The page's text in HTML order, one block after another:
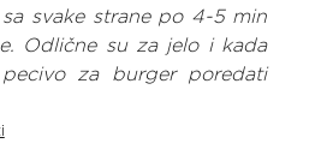
svake strane po 4-5 min
Odlične su za jelo i kada
za burger poredati